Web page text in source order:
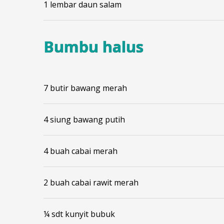
1 lembar daun salam
Bumbu halus
7 butir bawang merah
4 siung bawang putih
4 buah cabai merah
2 buah cabai rawit merah
¼ sdt kunyit bubuk